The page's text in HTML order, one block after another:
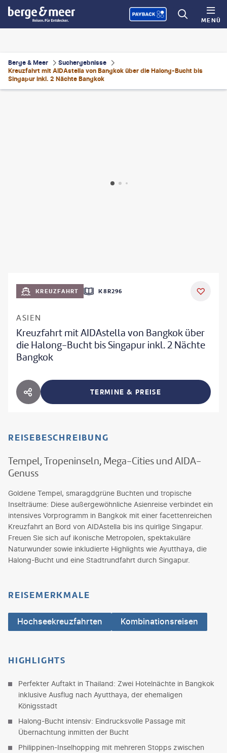
MENÜ
Berge & Meer
Suchergebnisse
Kreuzfahrt mit AIDAstella von Bangkok über die Halong-Bucht bis
Singapur inkl. 2 Nächte Bangkok
KREUZFAHRT K8R296
ASIEN
Kreuzfahrt mit AIDAstella von Bangkok über
die Halong-Bucht bis Singapur inkl. 2 Nächte
Bangkok
HOTEL TEILEN TERMINE & PREISE
REISEBESCHREIBUNG
Tempel, Tropeninseln, Mega-Cities und AIDA-
Genuss
Goldene Tempel, smaragdgrüne Buchten und tropische
Inselträume: Diese außergewöhnliche Asienreise verbindet ein
intensives Vorprogramm in Bangkok mit einer facettenreichen
Kreuzfahrt an Bord von AIDAstella bis ins quirlige Singapur.
Freuen Sie sich auf ikonische Metropolen, spektakuläre
Naturwunder sowie inkludierte Highlights wie Ayutthaya, die
Halong-Bucht und eine Stadtrundfahrt durch Singapur.
REISEMERKMALE
Hochseekreuzfahrten Kombinationsreisen
HIGHLIGHTS
Perfekter Auftakt in Thailand: Zwei Hotelnächte in Bangkok
inklusive Ausflug nach Ayutthaya, der ehemaligen
Königsstadt
Halong-Bucht intensiv: Eindrucksvolle Passage mit
Übernachtung inmitten der Bucht
Philippinen-Inselhopping mit mehreren Stopps zwischen